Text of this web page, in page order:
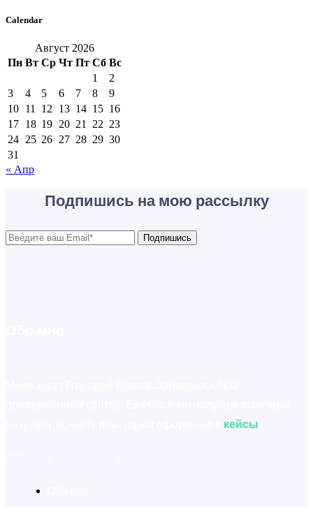
Calendar
Август 2026
Пн Вт Ср Чт Пт Сб Вс
1
2
3
4 5 6 7 8
9
10 11 12 13 14 15 16
17 18 19 20 21 22 23
24 25 26 27 28 29 30
31
« Апр
Подпишись на мою рассылку
Подпишись
кейсы